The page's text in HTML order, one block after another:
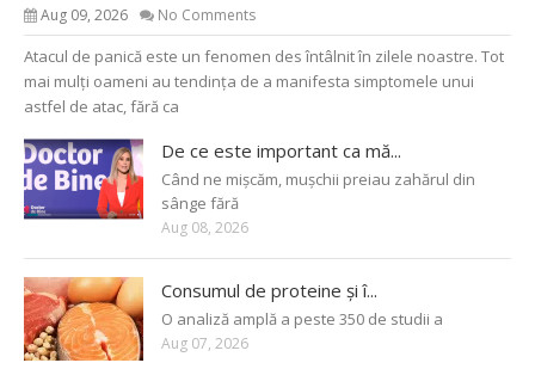
Aug 09, 2026 No Comments
Atacul de panică este un fenomen des întâlnit în zilele noastre. Tot
mai mulți oameni au tendința de a manifesta simptomele unui
astfel de atac, fără ca
De ce este important ca mă...
Când ne mișcăm, mușchii preiau zahărul din
sânge fără
Aug 08, 2026
Consumul de proteine și î...
O analiză amplă a peste 350 de studii a
Aug 07, 2026